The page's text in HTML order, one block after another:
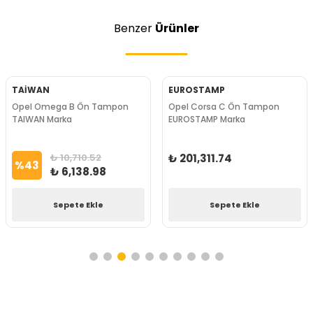
Benzer Ürünler
TAİWAN
Opel Omega B Ön Tampon
TAIWAN Marka
%43 ₺ 10,710.52
₺ 6,138.98
Sepete Ekle
EUROSTAMP
Opel Corsa C Ön Tampon
EUROSTAMP Marka
₺ 201,311.74
Sepete Ekle